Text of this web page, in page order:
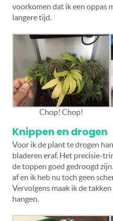
voorkomen dat ik een oppas
langere tijd.
Chop! Chop!
Knippen en drogen
Voor ik de plant te drogen
bladeren eraf. Het precisie-
de toppen goed gedroogd
af en ik heb nu toch geen
Vervolgens maak ik de
hangen.